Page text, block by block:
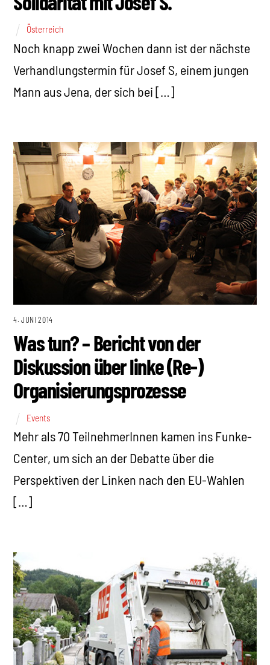
Österreich
Noch knapp zwei Wochen dann ist der nächste
Verhandlungstermin für Josef S, einem jungen
Mann aus Jena, der sich bei […]
4. JUNI 2014
Was tun? – Bericht von der
Diskussion über linke (Re-)
Organisierungsprozesse
Events
Mehr als 70 TeilnehmerInnen kamen ins Funke-
Center, um sich an der Debatte über die
Perspektiven der Linken nach den EU-Wahlen
[…]